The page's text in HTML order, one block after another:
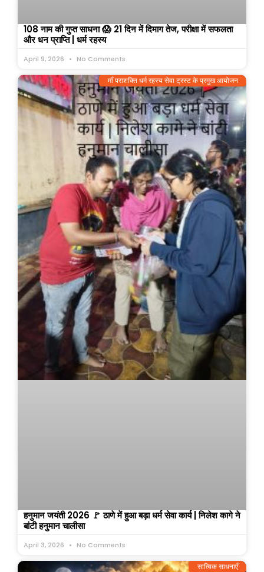
108 नाम की गुप्त साधना 😱 21 दिन में दिमाग तेज, परीक्षा में सफलता
और धन प्राप्ति | धर्म रहस्य
April 9, 2026 No Comments
माँ पराशक्ति धर्म रहस्य सेवा ट्रस्ट के प्रमुख आयोजन
हनुमान जयंती 2026 🚩 ठाणे में हुआ बड़ा धर्म सेवा कार्य | निलेश कागे ने
बांटी हनुमान चालीसा
April 3, 2026 No Comments
सात्विक साधनाएँ